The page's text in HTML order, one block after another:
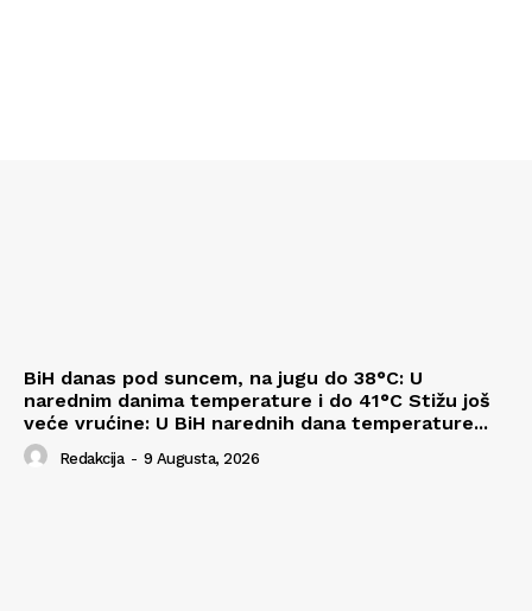
BiH danas pod suncem, na jugu do 38°C: U
narednim danima temperature i do 41°C Stižu još
veće vrućine: U BiH narednih dana temperature...
Redakcija - 9 Augusta, 2026